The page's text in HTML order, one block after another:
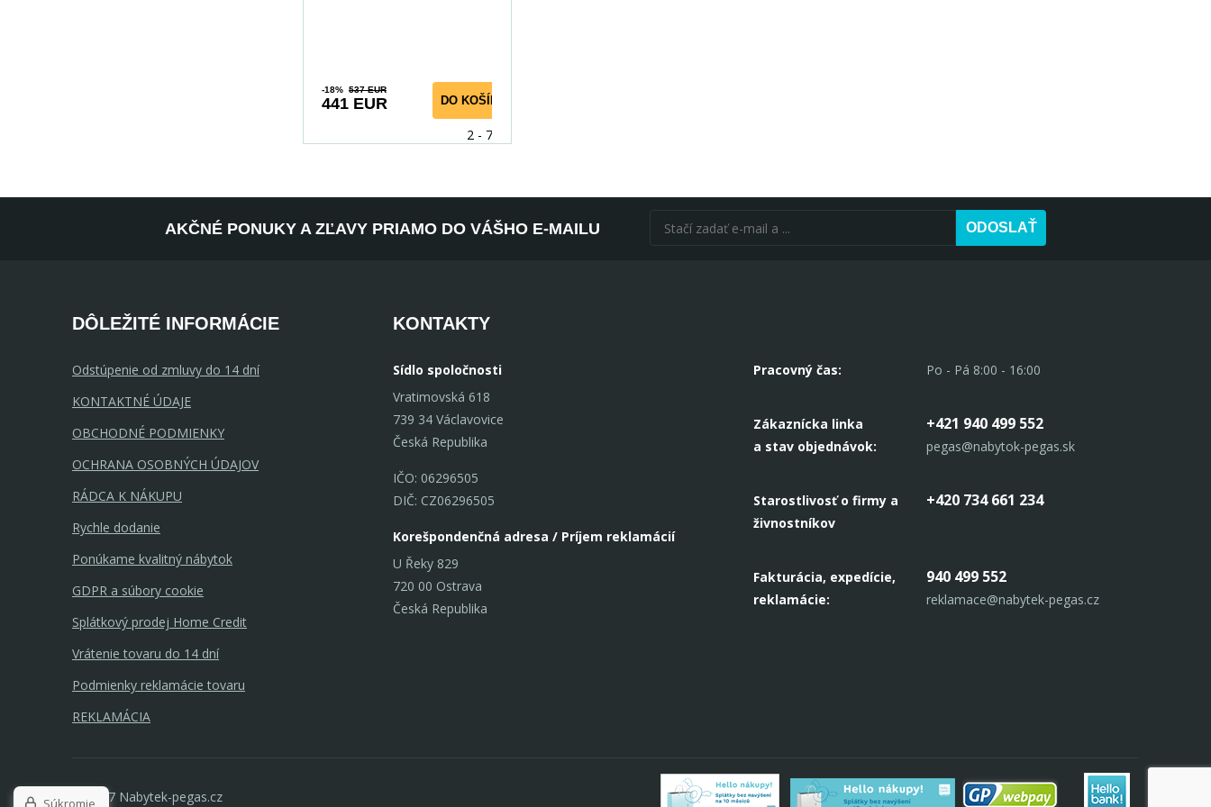
-18% 537 EUR
441 EUR DO KOŠÍKA
2 - 7 dní
AKČNÉ PONUKY A ZĽAVY PRIAMO DO VÁŠHO E-MAILU ODOSLAŤ
DÔLEŽITÉ INFORMÁCIE
Odstúpenie od zmluvy do 14 dní
KONTAKTNÉ ÚDAJE
OBCHODNÉ PODMIENKY
OCHRANA OSOBNÝCH ÚDAJOV
RÁDCA K NÁKUPU
Rychle dodanie
Ponúkame kvalitný nábytok
GDPR a súbory cookie
Splátkový prodej Home Credit
Vrátenie tovaru do 14 dní
Podmienky reklamácie tovaru
REKLAMÁCIA
KONTAKTY
Sídlo spoločnosti
Vratimovská 618
739 34 Václavovice
Česká Republika
IČO: 06296505
DIČ: CZ06296505
Korešpondenčná adresa / Príjem reklamácií
U Řeky 829
720 00 Ostrava
Česká Republika
Pracovný čas: Po - Pá 8:00 - 16:00
Zákaznícka linka
a stav objednávok:
+421 940 499 552
pegas@nabytok-pegas.sk
Starostlivosť o firmy a
živnostníkov
+420 734 661 234
Fakturácia, expedície,
reklamácie:
940 499 552
reklamace@nabytek-pegas.cz
© 2017 Nabytek-pegas.cz
Súkromie